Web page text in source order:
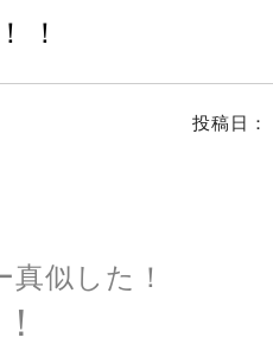
！
投稿日：
似した！